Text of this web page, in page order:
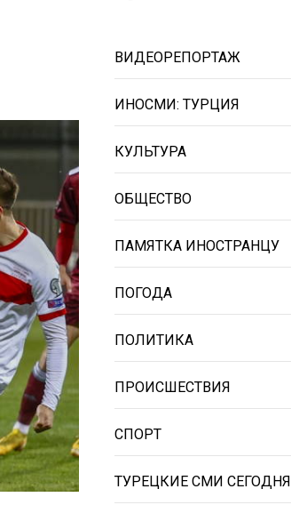
ВИДЕОРЕПОРТАЖ
ИНОСМИ: ТУРЦИЯ
КУЛЬТУРА
ОБЩЕСТВО
ПАМЯТКА ИНОСТРАНЦУ
ПОГОДА
ПОЛИТИКА
ПРОИСШЕСТВИЯ
СПОРТ
ТУРЕЦКИЕ СМИ СЕГОДНЯ